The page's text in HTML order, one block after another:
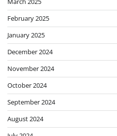
February 2025
January 2025
December 2024
November 2024
October 2024
September 2024
August 2024